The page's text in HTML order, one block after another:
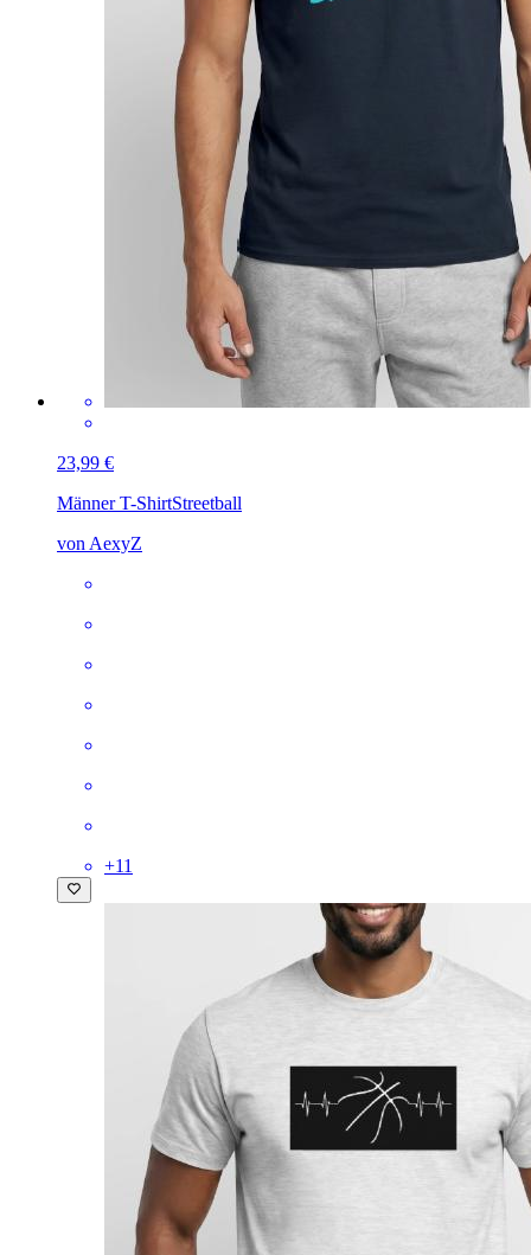
23,99 €
Männer T-ShirtStreetball
von AexyZ
+11